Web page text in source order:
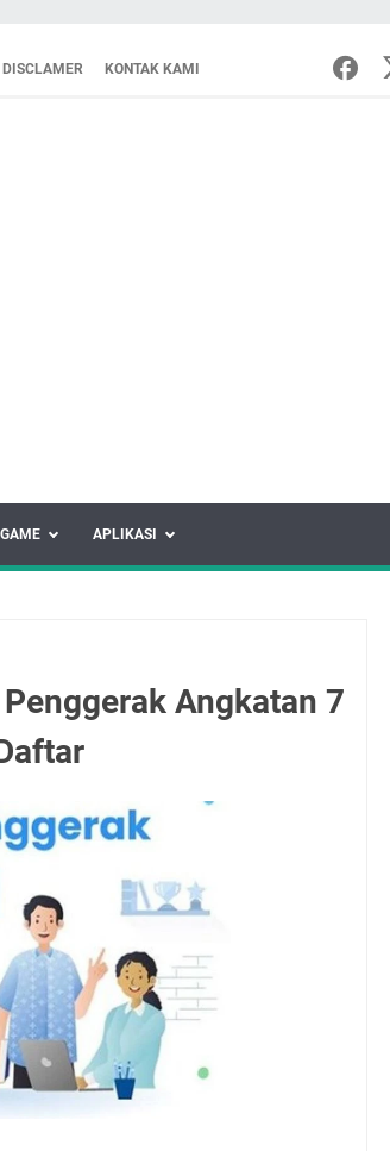
DISCLAMER KONTAK KAMI
APLIKASI
Angkatan 7